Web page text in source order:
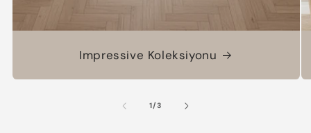
Impressive Koleksiyonu
1//3